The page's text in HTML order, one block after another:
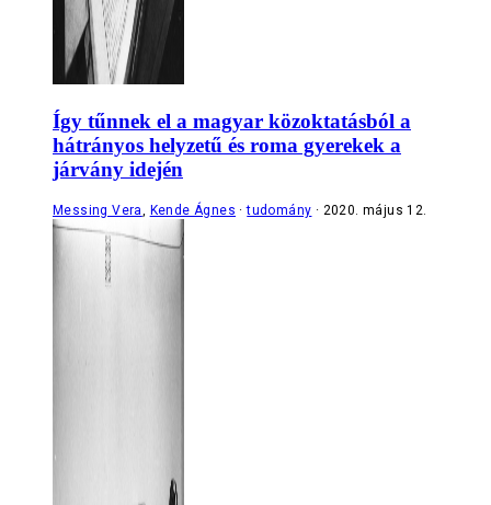
Így tűnnek el a magyar közoktatásból a
hátrányos helyzetű és roma gyerekek a
járvány idején
Messing Vera, Kende Ágnes tudomány 2020. május 12.